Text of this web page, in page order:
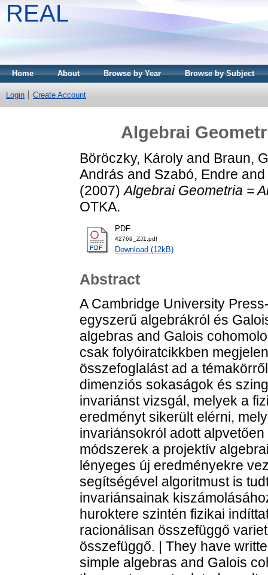
REAL
Home About Browse by Year Browse by Subject
Login Create Account
Algebrai
Böröczky, Károly and Braun,
András and Szabó, Endre and
(2007)Algebrai Geometria =
OTKA.
PDF
42769_ZJ1.pdf
Download (12kB)
Abstract
A Cambridge University
egyszerű algebrákról és
algebras and Galois
csak folyóiratcikkben
összefoglalást ad a
dimenziós sokaságok és
invariánst vizsgál, melyek a
eredményt sikerült elérni,
invariánsokról adott
módszerek a projektív
lényeges új eredményekre
segítségével algoritmust is
invariánsainak
huroktere szintén fizikai
racionálisan összefüggő
összefüggő. | They have
simple algebras and Galois